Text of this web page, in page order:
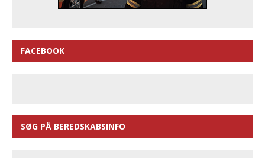
FACEBOOK
SØG PÅ BEREDSKABSINFO